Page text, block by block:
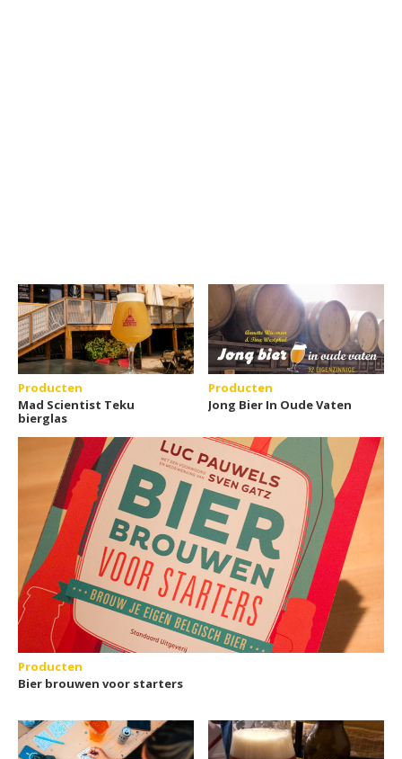
Producten
Mad Scientist Teku
bierglas
Producten
Jong Bier In Oude Vaten
Producten
Bier brouwen voor starters